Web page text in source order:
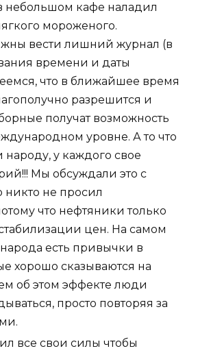
небольшом кафе наладил
мороженого.
вести лишний журнал (в
времени и даты
что в ближайшее время
разрешится и
получат возможность
уровне. А то что
народу, у каждого свое
Мы обсуждали это с
не просил
что нефтяники только
цен. На самом
есть привычки в
хорошо сказываются на
об этом эффекте люди
просто повторяя за
все свои силы чтобы